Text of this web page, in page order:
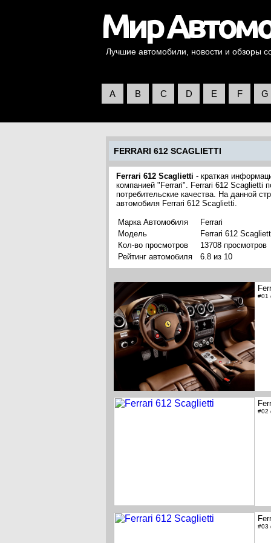
Лучшие автомобили, новости и обзоры
A B C D E F G
FERRARI 612 SCAGLIETTI
Ferrari 612 Scaglietti - краткая
компанией "Ferrari". Ferrari 612 Scaglietti
потребительские качества. На данной
автомобиля Ferrari 612 Scaglietti.
Марка Автомобиля
Ferrari
Модель
Ferrari 612
Кол-во просмотров
13708 просмотров
Рейтинг автомобиля
6.8 из 10
#01
#02
#03